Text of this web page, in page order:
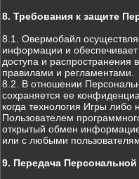
8. Требования к защите
8.1. Овермобайл
информации и
доступа и распространения
правилами и регламентами.
8.2. В отношении
сохраняется ее
когда технология Игры либо
Пользователем
открытый обмен
или с любыми
9. Передача